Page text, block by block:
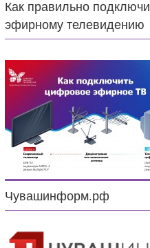
Как правильно
эфирному телевидению
Чувашинформ.рф